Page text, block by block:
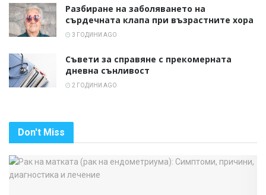
Разбиране на заболяването на
сърдечната клапа при възрастните хора
3 ГОДИНИ AGO
Съвети за справяне с прекомерната
дневна сънливост
2 ГОДИНИ AGO
Don't Miss